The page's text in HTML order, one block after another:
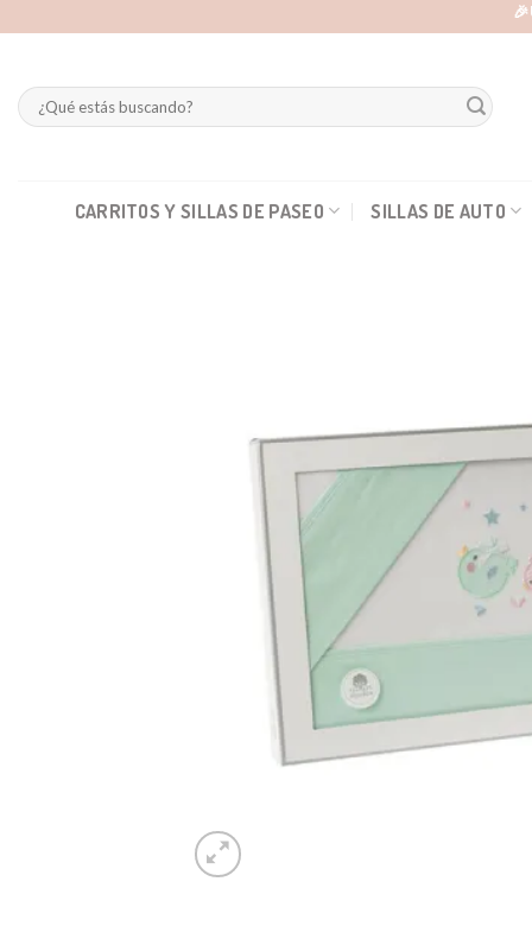
Buscar
por:
CARRITOS Y SILLAS DE PASEO SILLAS DE AUTO